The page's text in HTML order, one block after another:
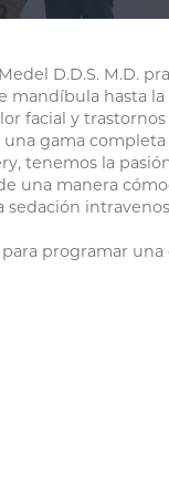
FACIAL
TMJ DISORDERS
SLEEP APNEA
ORAL PATHOLOGY
D.D.S. M.D.
mandíbula hasta
facial y
gama
tenemos la
una manera
programar una